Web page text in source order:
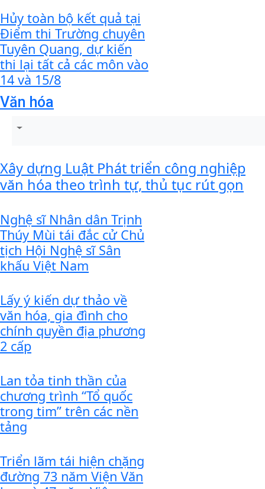
Hủy toàn bộ kết quả tại
Điểm thi Trường chuyên
Tuyên Quang, dự kiến
thi lại tất cả các môn vào
14 và 15/8
Văn hóa
Xây dựng Luật Phát triển công nghiệp
văn hóa theo trình tự, thủ tục rút gọn
Nghệ sĩ Nhân dân Trịnh
Thúy Mùi tái đắc cử Chủ
tịch Hội Nghệ sĩ Sân
khấu Việt Nam
Lấy ý kiến dự thảo về
văn hóa, gia đình cho
chính quyền địa phương
2 cấp
Lan tỏa tinh thần của
chương trình “Tổ quốc
trong tim” trên các nền
tảng
Triển lãm tái hiện chặng
đường 73 năm Viện Văn